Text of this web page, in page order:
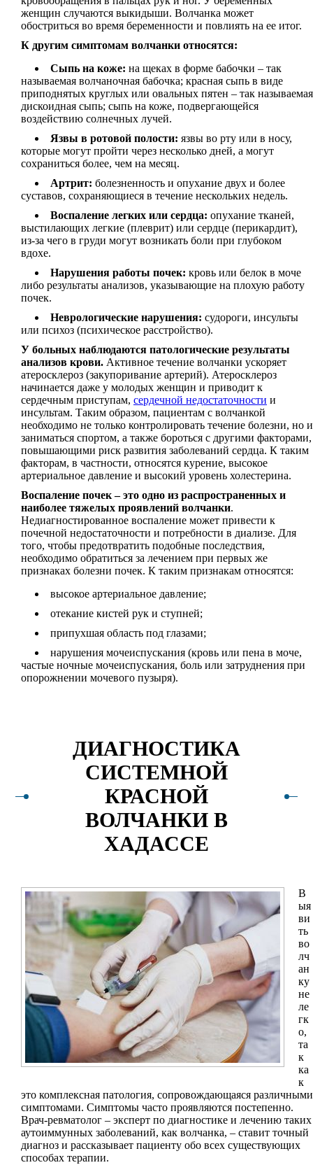
женщин случаются выкидыши. Волчанка может
обостриться во время беременности и повлиять на ее итог.
К другим симптомам волчанки относятся:
Сыпь на коже: на щеках в форме бабочки – так
называемая волчаночная бабочка; красная сыпь в виде
приподнятых круглых или овальных пятен – так называемая
дискоидная сыпь; сыпь на коже, подвергающейся
воздействию солнечных лучей.
Язвы в ротовой полости: язвы во рту или в носу,
которые могут пройти через несколько дней, а могут
сохраниться более, чем на месяц.
Артрит: болезненность и опухание двух и более
суставов, сохраняющиеся в течение нескольких недель.
Воспаление легких или сердца: опухание тканей,
выстилающих легкие (плеврит) или сердце (перикардит),
из-за чего в груди могут возникать боли при глубоком
вдохе.
Нарушения работы почек: кровь или белок в моче
либо результаты анализов, указывающие на плохую работу
почек.
Неврологические нарушения: судороги, инсульты
или психоз (психическое расстройство).
У больных наблюдаются патологические результаты
анализов крови. Активное течение волчанки ускоряет
атеросклероз (закупоривание артерий). Атеросклероз
начинается даже у молодых женщин и приводит к
сердечным приступам, сердечной недостаточности и
инсультам. Таким образом, пациентам с волчанкой
необходимо не только контролировать течение болезни, но и
заниматься спортом, а также бороться с другими факторами,
повышающими риск развития заболеваний сердца. К таким
факторам, в частности, относятся курение, высокое
артериальное давление и высокий уровень холестерина.
Воспаление почек – это одно из распространенных и
наиболее тяжелых проявлений волчанки.
Недиагностированное воспаление может привести к
почечной недостаточности и потребности в диализе. Для
того, чтобы предотвратить подобные последствия,
необходимо обратиться за лечением при первых же
признаках болезни почек. К таким признакам относятся:
высокое артериальное давление;
отекание кистей рук и ступней;
припухшая область под глазами;
нарушения мочеиспускания (кровь или пена в моче,
частые ночные мочеиспускания, боль или затруднения при
опорожнении мочевого пузыря).
ДИАГНОСТИКА
СИСТЕМНОЙ
КРАСНОЙ
ВОЛЧАНКИ В
ХАДАССЕ
В
ыя
ви
ть
во
лч
ан
ку
не
ле
гк
о,
та
к
ка
к
это комплексная патология, сопровождающаяся различными
симптомами. Симптомы часто проявляются постепенно.
Врач-ревматолог – эксперт по диагностике и лечению таких
аутоиммунных заболеваний, как волчанка, – ставит точный
диагноз и рассказывает пациенту обо всех существующих
способах терапии.